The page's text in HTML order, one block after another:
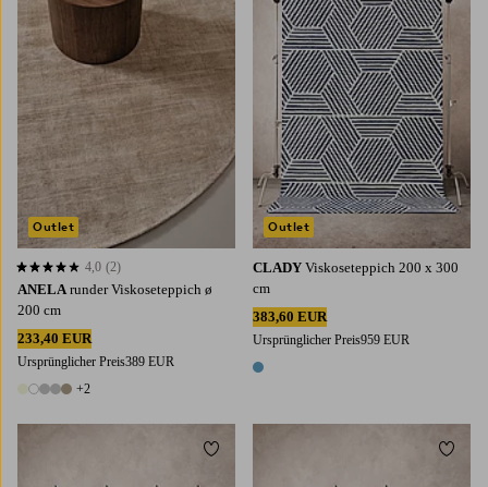
ANELA runder Viskoseteppich ø
200 cm
233,40 EUR
Ursprünglicher Preis389 EUR
7 Farben
+2
4,0 basierend auf 2 Bewertungen
4,0 (2)
Outlet
CLADY Viskoseteppich 200 x 300
cm
383,60 EUR
Ursprünglicher Preis959 EUR
1 Farbe
Outlet
Zu Favoriten hinzufügen Zu